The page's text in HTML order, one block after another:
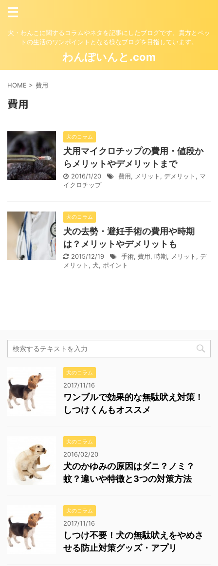
犬・わんこに関するコラムやネタを記事にしたブログです。貴方とペッ
トの生活のワンポイントとなる様なブログを目指しています。
わんぽいんと.com
HOME > 費用
費用
犬のコラム
犬用マイクロチップの費用・値段か
らメリットやデメリットまで
2016/1/20 費用, メリット , デメリット , マ
イクロチップ
犬のコラム
犬の去勢・避妊手術の費用や時期
は？メリットやデメリットも
2015/12/19 手術, 費用, 時期, メリット , デ
メリット , 犬, ポイント
犬のコラム
2017/11/16
ワンブルで効果的な無駄吠え対策！
しつけくんもオススメ
犬のコラム
2016/02/20
犬のかゆみの原因はダニ？ノミ？
蚊？違いや特徴と3つの対策方法
犬のコラム
2017/11/16
しつけ不要！犬の無駄吠えをやめさ
せる防止対策グッズ・アプリ